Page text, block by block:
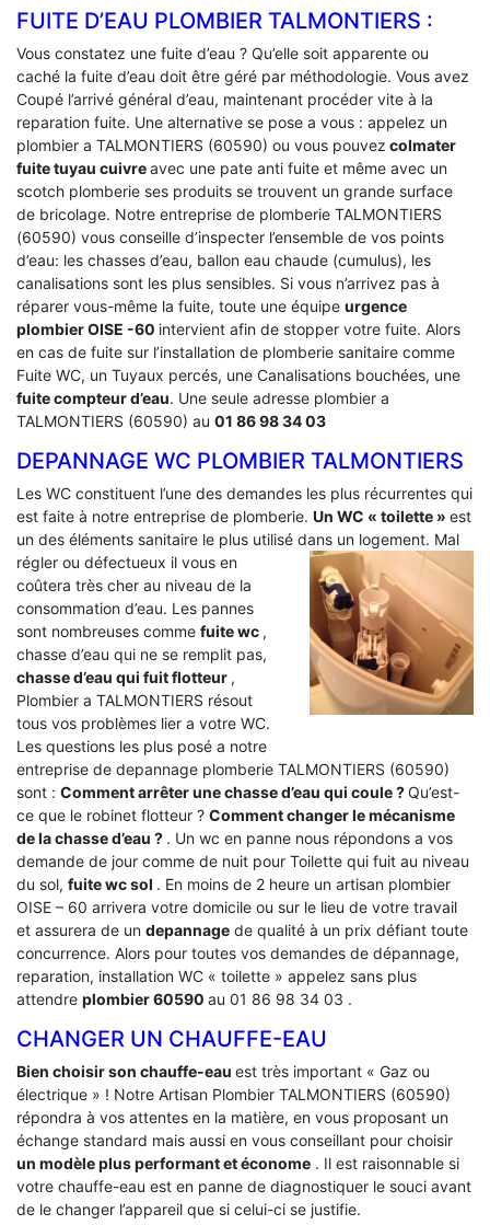
FUITE D’EAU PLOMBIER TALMONTIERS :
Vous constatez une fuite d’eau ? Qu’elle soit apparente ou
caché la fuite d’eau doit être géré par méthodologie. Vous avez
Coupé l’arrivé général d’eau, maintenant procéder vite à la
reparation fuite. Une alternative se pose a vous : appelez un
plombier a TALMONTIERS (60590) ou vous pouvez colmater
fuite tuyau cuivreavec une pate anti fuite et même avec un
scotch plomberie ses produits se trouvent un grande surface
de bricolage. Notre entreprise de plomberie TALMONTIERS
(60590) vous conseille d’inspecter l’ensemble de vos points
d’eau: les chasses d’eau, ballon eau chaude (cumulus), les
canalisations sont les plus sensibles. Si vous n’arrivez pas à
réparer vous-même la fuite, toute une équipe urgence
plombier OISE -60 intervient afin de stopper votre fuite. Alors
en cas de fuite sur l’installation de plomberie sanitaire comme
Fuite WC, un Tuyaux percés, une Canalisations bouchées, une
fuite compteur d’eau. Une seule adresse plombier a
TALMONTIERS (60590) au 01 86 98 34 03
DEPANNAGE WC PLOMBIER TALMONTIERS
Les WC constituent l’une des demandes les plus récurrentes qui
est faite à notre entreprise de plomberie. Un WC « toilette » est
un des éléments sanitaire le plus utilisé dans un logement. Mal
régler ou défectueux il vous en
coûtera très cher au niveau de la
consommation d’eau. Les pannes
sont nombreuses comme fuite wc ,
chasse d’eau qui ne se remplit pas,
chasse d’eau qui fuit flotteur ,
Plombier a TALMONTIERS résout
tous vos problèmes lier a votre WC.
Les questions les plus posé a notre
entreprise de depannage plomberie TALMONTIERS (60590)
sont : Comment arrêter une chasse d’eau qui coule ?Qu’est-
ce que le robinet flotteur ? Comment changer le mécanisme
de la chasse d’eau ? . Un wc en panne nous répondons a vos
demande de jour comme de nuit pour Toilette qui fuit au niveau
du sol, fuite wc sol . En moins de 2 heure un artisan plombier
OISE – 60 arrivera votre domicile ou sur le lieu de votre travail
et assurera de un depannage de qualité à un prix défiant toute
concurrence. Alors pour toutes vos demandes de dépannage,
reparation, installation WC « toilette » appelez sans plus
attendre plombier 60590 au 01 86 98 34 03 .
CHANGER UN CHAUFFE-EAU
Bien choisir son chauffe-eau est très important « Gaz ou
électrique » ! Notre Artisan Plombier TALMONTIERS (60590)
répondra à vos attentes en la matière, en vous proposant un
échange standard mais aussi en vous conseillant pour choisir
un modèle plus performant et économe . Il est raisonnable si
votre chauffe-eau est en panne de diagnostiquer le souci avant
de le changer l’appareil que si celui-ci se justifie.